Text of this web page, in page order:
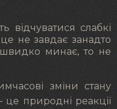
відчуватися слабкі
не завдає занадто
минає, то не
зміни стану
це природні реакції